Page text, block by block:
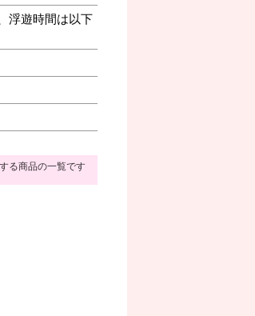
浮遊時間は以下
る商品の一覧です